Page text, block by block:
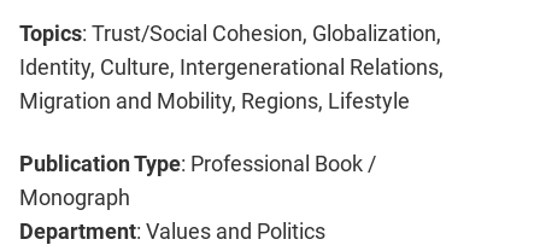
Topics: Trust/Social Cohesion, Globalization,
Identity, Culture, Intergenerational Relations,
Migration and Mobility, Regions, Lifestyle
Publication Type: Professional Book /
Monograph
Department: Values and Politics